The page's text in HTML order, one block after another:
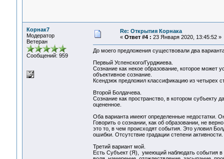
Корнак7
Модератор
Ветеран
Сообщений: 959
Re: Открытия Корнака
« Ответ #4 : 23 Января 2020, 13:45:52 »
До моего предложения существовали два
Первый Успенского/Гурджиева.
Сознание как некое образование, которое может
объективное сознание.
Ксендзюк предложил классификацию из четырех
Второй Болдачева.
Сознание как пространство, в котором
оцененное.
Оба варианта имеют определенные недостатки.
Говорить о сознании, как об образовании, не
это то, в чем происходят события. Это уловил
ошибки. Отсутствие градации степени
Третий вариант мой.
Есть Субъект (Я), умеющий наблюдать события в